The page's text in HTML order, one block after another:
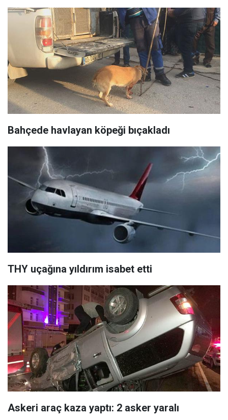
Bahçede havlayan köpeği bıçakladı
THY uçağına yıldırım isabet etti
Askeri araç kaza yaptı: 2 asker yaralı